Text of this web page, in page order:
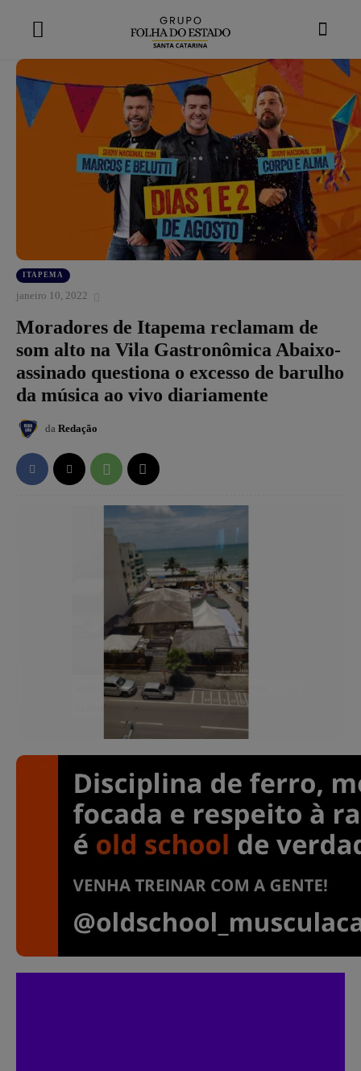
ITAPEMA
janeiro 10, 2022
Moradores de Itapema reclamam de
som alto na Vila Gastronômica Abaixo-
assinado questiona o excesso de barulho
da música ao vivo diariamente
da Redação